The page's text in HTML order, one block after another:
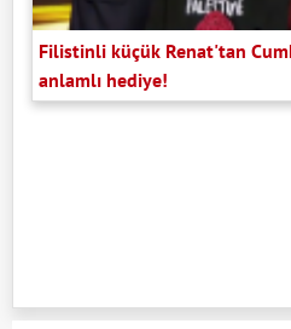
Filistinli küçük Renat'tan
anlamlı hediye!